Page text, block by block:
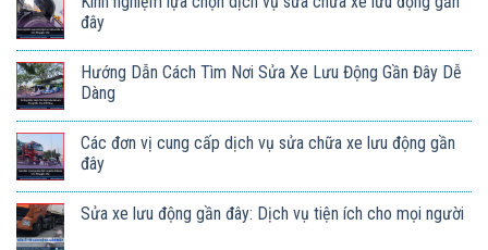
đây
Hướng Dẫn Cách Tìm Nơi Sửa Xe Lưu Động Gần Đây Dễ
Dàng
Các đơn vị cung cấp dịch vụ sửa chữa xe lưu động gần
đây
Sửa xe lưu động gần đây: Dịch vụ tiện ích cho mọi người